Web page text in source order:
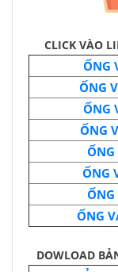
CLICK VÀO
ỐNG
ỐNG
ỐNG
ỐNG
ỐNG
ỐNG
ỐNG
ỐNG
DOWLOAD